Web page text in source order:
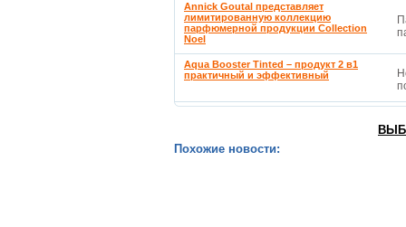
Annick Goutal представляет
лимитированную коллекцию
парфюмерной продукции Collection
Noel
Aqua Booster Tinted – продукт 2 в1
практичный и эффективный
Похожие новости: